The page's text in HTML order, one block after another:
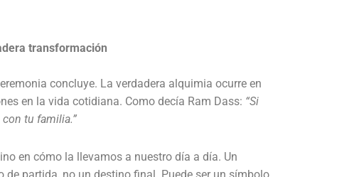
transformación
concluye. La verdadera alquimia ocurre en
en la vida cotidiana. Como decía Ram Dass: “Si
tu familia.”
en cómo la llevamos a nuestro día a día. Un